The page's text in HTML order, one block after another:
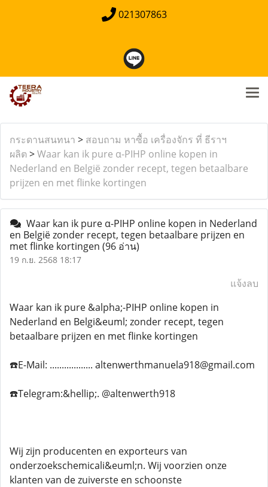
021307863
กระดานสนทนา > สอบถาม หาซื้อ เครื่องจักร ที่ ธีราฯ
ผลิต >Waar kan ik pure α-PIHP online kopen in
Nederland en België zonder recept, tegen betaalbare
prijzen en met flinke kortingen
Waar kan ik pure α-PIHP online kopen in Nederland
en België zonder recept, tegen betaalbare prijzen en
met flinke kortingen (96 อ่าน)
19 ก.ย. 2568 18:17
แจ้งลบ
Waar kan ik pure &alpha;-PIHP online kopen in
Nederland en Belgi&euml; zonder recept, tegen
betaalbare prijzen en met flinke kortingen
☎️E-Mail: .................. altenwerthmanuela918@gmail.com
☎️Telegram:&hellip;. @altenwerth918
Wij zijn producenten en exporteurs van
onderzoekschemicali&euml;n. Wij voorzien onze
klanten van de zuiverste en schoonste